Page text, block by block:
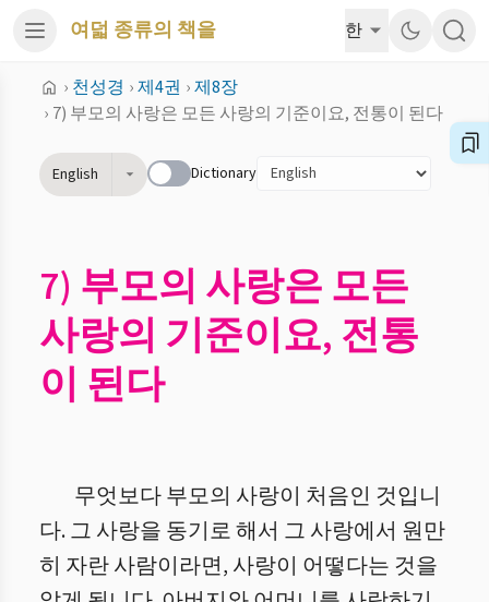
여덟 종류의 책을 한
› 천성경 ›제4권 ›제8장
› 7) 부모의 사랑은 모든 사랑의 기준이요, 전통이 된다
English Dictionary
7) 부모의 사랑은 모든
사랑의 기준이요, 전통
이 된다
무엇보다 부모의 사랑이 처음인 것입니
다. 그 사랑을 동기로 해서 그 사랑에서 원만
히 자란 사람이라면, 사랑이 어떻다는 것을